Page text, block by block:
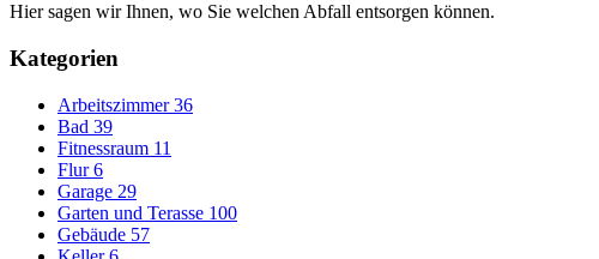
Hier sagen wir Ihnen, wo Sie welchen Abfall entsorgen können.
Kategorien
Arbeitszimmer36
Bad 39
Fitnessraum 11
Flur6
Garage 29
Garten und Terasse 100
Gebäude 57